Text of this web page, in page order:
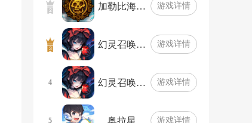
加勒比海… 游戏详情
幻灵召唤… 游戏详情
4 幻灵召唤… 游戏详情
5 奥拉星 游戏详情